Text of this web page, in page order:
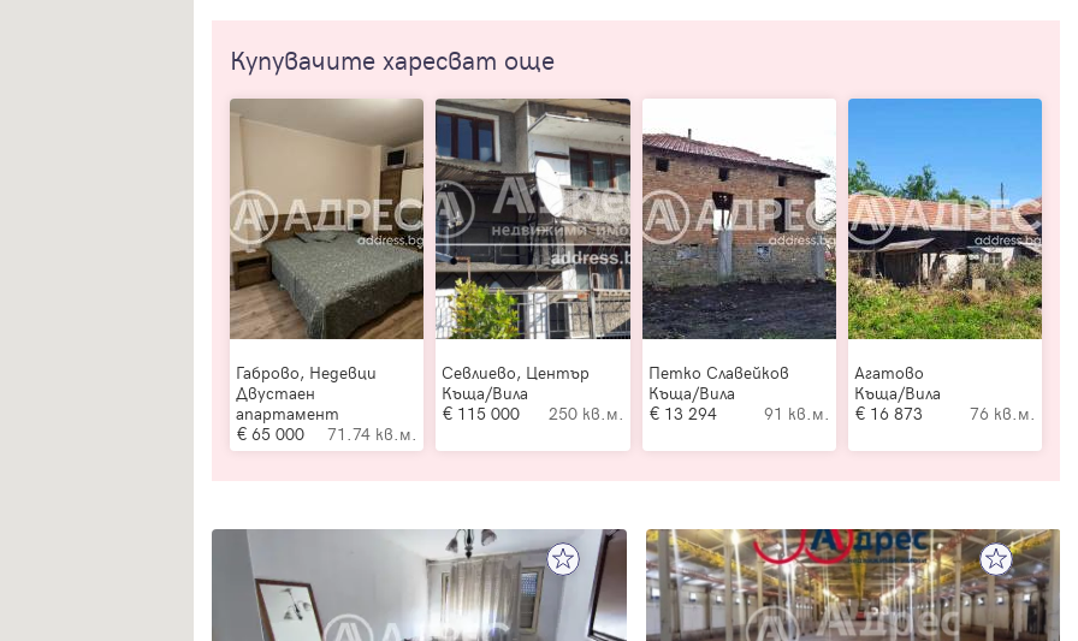
Купувачите харесват още
Габрово, Недевци
Двустаен
апартамент
65 000
71.74 кв.м.
Севлиево, Център
Къща/Вила
115 000
250 кв.м.
Петко Славейков
Къща/Вила
13 294
91 кв.м.
Агатово
Къща/Вила
16 873
76 кв.м.